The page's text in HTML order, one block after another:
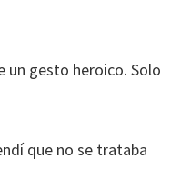
un gesto heroico. Solo
que no se trataba